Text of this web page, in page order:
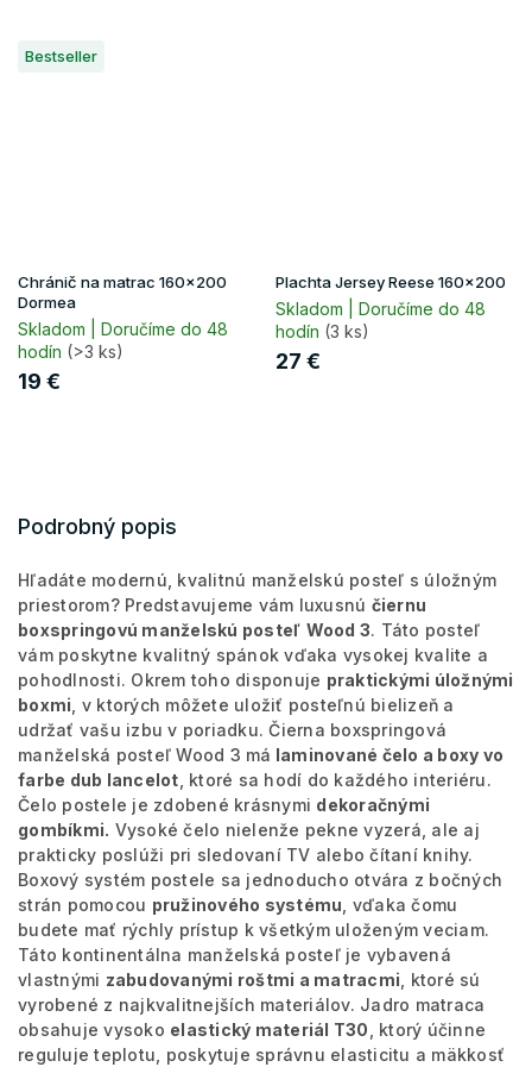
Bestseller
Chránič na matrac 160x200
Dormea
Skladom | Doručíme do 48
hodín (>3 ks)
19 €
Plachta Jersey Reese 160x200
Skladom | Doručíme do 48
hodín (3 ks)
27 €
Podrobný popis
Hľadáte modernú, kvalitnú manželskú posteľ s úložným
priestorom? Predstavujeme vám luxusnú čiernu
boxspringovú manželskú posteľ Wood 3. Táto posteľ
vám poskytne kvalitný spánok vďaka vysokej kvalite a
pohodlnosti. Okrem toho disponuje praktickými úložnými
boxmi , v ktorých môžete uložiť posteľnú bielizeň a
udržať vašu izbu v poriadku. Čierna boxspringová
manželská posteľ Wood 3 má laminované čelo a boxy vo
farbe dub lancelot , ktoré sa hodí do každého interiéru.
Čelo postele je zdobené krásnymi dekoračnými
gombíkmi. Vysoké čelo nielenže pekne vyzerá, ale aj
prakticky poslúži pri sledovaní TV alebo čítaní knihy.
Boxový systém postele sa jednoducho otvára z bočných
strán pomocou pružinového systému , vďaka čomu
budete mať rýchly prístup k všetkým uloženým veciam.
Táto kontinentálna manželská posteľ je vybavená
vlastnými zabudovanými roštmi a matracmi , ktoré sú
vyrobené z najkvalitnejších materiálov. Jadro matraca
obsahuje vysoko elastický materiál T30 , ktorý účinne
reguluje teplotu, poskytuje správnu elasticitu a mäkkosť